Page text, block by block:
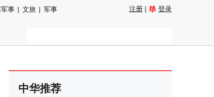
军事 | 文旅 | 军事
注册 | 登录
中华推荐